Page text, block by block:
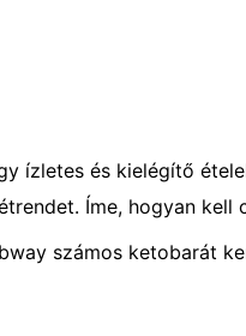
ízletes és kielégítő
Íme, hogyan kell
számos ketobarát